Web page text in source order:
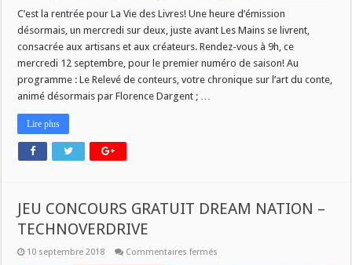
C’est la rentrée pour La Vie des Livres! Une heure d’émission
désormais, un mercredi sur deux, juste avant Les Mains se livrent,
consacrée aux artisans et aux créateurs. Rendez-vous à 9h, ce
mercredi 12 septembre, pour le premier numéro de saison! Au
programme : Le Relevé de conteurs, votre chronique sur l’art du conte,
animé désormais par Florence Dargent ; …
Lire plus
JEU CONCOURS GRATUIT DREAM NATION –
TECHNOVERDRIVE
10 septembre 2018 Commentaires fermés